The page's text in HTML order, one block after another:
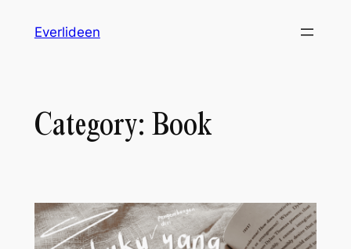
Everlideen
Category: Book